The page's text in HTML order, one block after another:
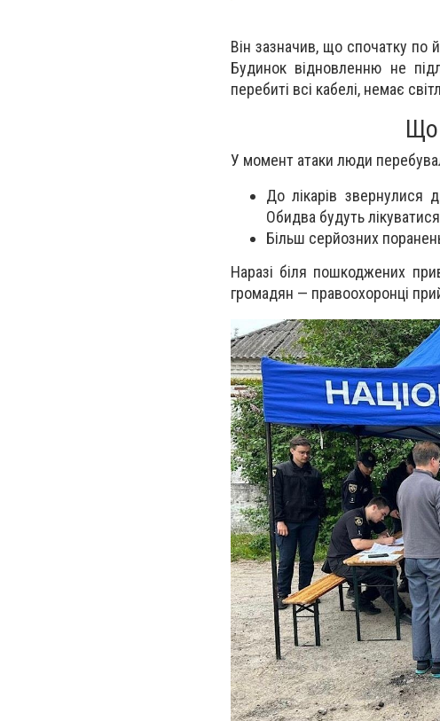
Він зазначив, що спочатку по
Будинок відновленню не
перебиті всі кабелі, немає
Що
У момент атаки люди
До лікарів звернулися
Обидва будуть
Більш серйозних
Наразі біля пошкоджених
громадян — правоохоронці